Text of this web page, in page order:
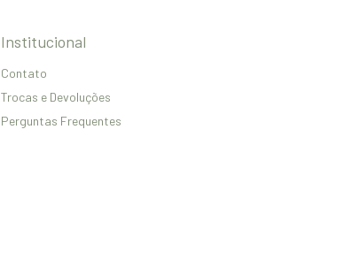
Institucional
Contato
Trocas e Devoluções
Perguntas Frequentes